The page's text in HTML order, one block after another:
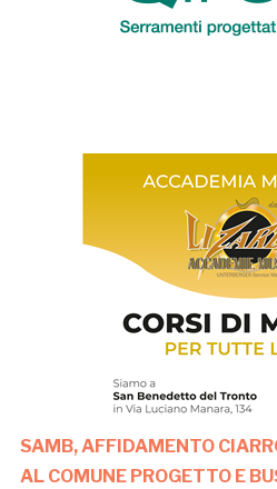
SAMB, AFFIDAMENTO
AL COMUNE PROGETTO E